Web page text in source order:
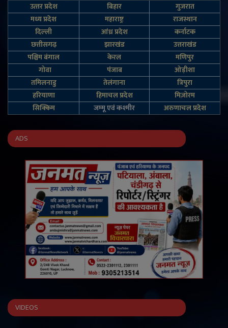
उत्‍तर प्रदेश बिहार
गुजरात
मध्य प्रदेश
महाराष्ट्र
राजस्थान
दिल्‍ली
आंध्र प्रदेश
कर्नाटक
छत्तीसगढ़
झारखंड
उत्तराखंड
पश्चिम बंगाल
केरल
मणिपुर
गोवा
पंजाब
ओड़ीशा
तमिलनाडु
तेलंगाना
त्रिपुरा
हरियाणा
हिमाचल प्रदेश
मिज़ोरम
सिक्किम
जम्‍मू एवं कश्‍मीर अरुणाचल प्रदेश
ADS
VIDEOS